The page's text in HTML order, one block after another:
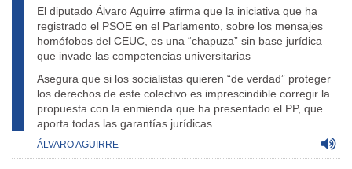
El diputado Álvaro Aguirre afirma que la iniciativa que ha
registrado el PSOE en el Parlamento, sobre los mensajes
homófobos del CEUC, es una “chapuza” sin base jurídica
que invade las competencias universitarias
Asegura que si los socialistas quieren “de verdad” proteger
los derechos de este colectivo es imprescindible corregir la
propuesta con la enmienda que ha presentado el PP, que
aporta todas las garantías jurídicas
ÁLVARO AGUIRRE